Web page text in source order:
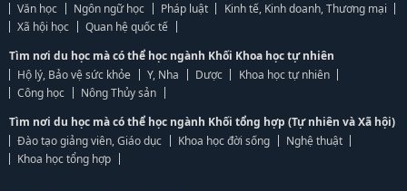
Văn học
Ngôn ngữ học Pháp luật
Kinh tế, Kinh doanh, Thương mại
Xã hội học
Quan hệ quốc tế
Tìm nơi du học mà có thể học ngành Khối Khoa học tự nhiên
Hộ lý, Bảo vệ sức khỏe
Y, Nha Dược
Khoa học tự nhiên
Công học
Nông Thủy sản
Tìm nơi du học mà có thể học ngành Khối tổng hợp (Tự nhiên và Xã hội)
Đào tạo giảng viên, Giáo dục
Khoa học đời sống
Nghệ thuật
Khoa học tổng hợp